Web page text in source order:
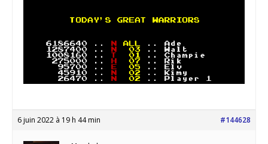
6 juin 2022 à 19 h 44 min #144628